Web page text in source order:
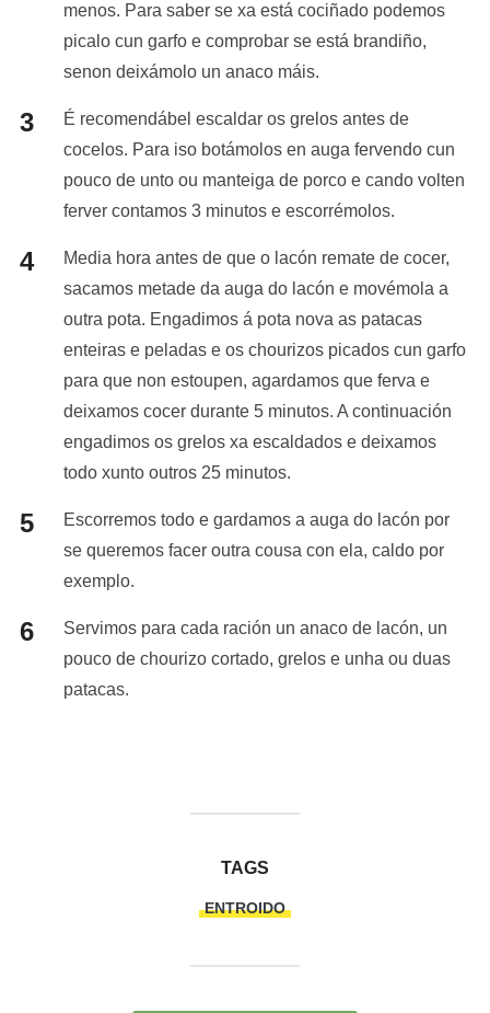
menos. Para saber se xa está cociñado podemos
picalo cun garfo e comprobar se está brandiño,
senon deixámolo un anaco máis.
É recomendábel escaldar os grelos antes de
cocelos. Para iso botámolos en auga fervendo cun
pouco de unto ou manteiga de porco e cando volten
ferver contamos 3 minutos e escorrémolos.
Media hora antes de que o lacón remate de cocer,
sacamos metade da auga do lacón e movémola a
outra pota. Engadimos á pota nova as patacas
enteiras e peladas e os chourizos picados cun garfo
para que non estoupen, agardamos que ferva e
deixamos cocer durante 5 minutos. A continuación
engadimos os grelos xa escaldados e deixamos
todo xunto outros 25 minutos.
Escorremos todo e gardamos a auga do lacón por
se queremos facer outra cousa con ela, caldo por
exemplo.
Servimos para cada ración un anaco de lacón, un
pouco de chourizo cortado, grelos e unha ou duas
patacas.
TAGS
ENTROIDO